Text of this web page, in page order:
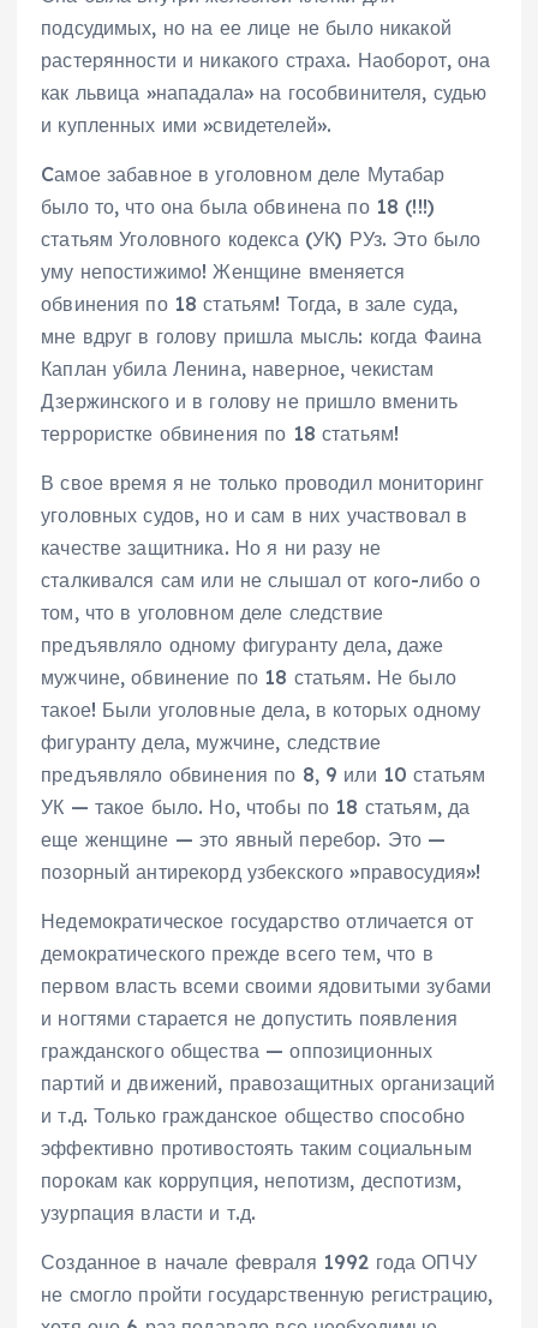
подсудимых, но на ее лице не было никакой
растерянности и никакого страха. Наоборот, она
как львица »нападала» на гособвинителя, судью
и купленных ими »свидетелей».
Cамое забавное в уголовном деле Мутабар
было то, что она была обвинена по 18 (!!!)
статьям Уголовного кодекса (УК) РУз. Это было
уму непостижимо! Женщине вменяется
обвинения по 18 статьям! Тогда, в зале суда,
мне вдруг в голову пришла мысль: когда Фаина
Каплан убила Ленина, наверное, чекистам
Дзержинского и в голову не пришло вменить
террористке обвинения по 18 статьям!
В свое время я не только проводил мониторинг
уголовных судов, но и сам в них участвовал в
качестве защитника. Но я ни разу не
сталкивался сам или не слышал от кого-либо о
том, что в уголовном деле следствие
предъявляло одному фигуранту дела, даже
мужчине, обвинение по 18 статьям. Не было
такое! Были уголовные дела, в которых одному
фигуранту дела, мужчине, следствие
предъявляло обвинения по 8, 9 или 10 статьям
УК — такое было. Но, чтобы по 18 статьям, да
еще женщине — это явный перебор. Это —
позорный антирекорд узбекского »правосудия»!
Недемократическое государство отличается от
демократического прежде всего тем, что в
первом власть всеми своими ядовитыми зубами
и ногтями старается не допустить появления
гражданского общества — оппозиционных
партий и движений, правозащитных организаций
и т.д. Только гражданское общество способно
эффективно противостоять таким социальным
порокам как коррупция, непотизм, деспотизм,
узурпация власти и т.д.
Созданное в начале февраля 1992 года ОПЧУ
не смогло пройти государственную регистрацию,